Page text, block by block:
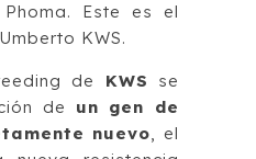
Este es el
KWS.
de KWS se
de un gen de
nuevo, el